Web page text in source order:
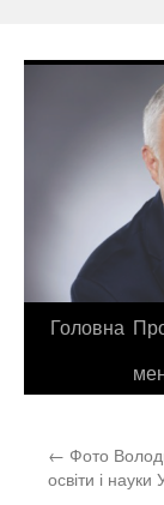
до
Головна
← Фото
освіти і